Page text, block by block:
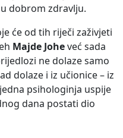
dobrom zdravlju.
će od tih riječi zaživjeti
Majde Joheveć sada
ne dolaze samo
dolaze i iz učionice – iz
psihologinja uspije
dana postati dio